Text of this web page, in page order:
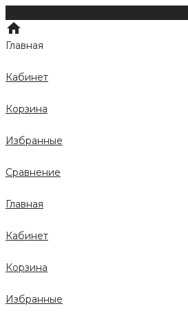
Главная
Кабинет
Корзина
Избранные
Сравнение
Главная
Кабинет
Корзина
Избранные